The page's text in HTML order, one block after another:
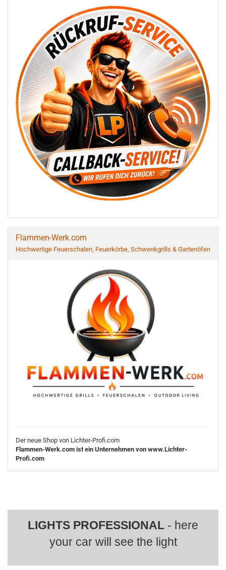
Flammen-Werk.com
Hochwertige Feuerschalen, Feuerkörbe, Schwenkgrills & Gartenöfen
Der neue Shop von Lichter-Profi.com
Flammen-Werk.com ist ein Unternehmen von www.Lichter-
Profi.com
LIGHTS PROFESSIONAL - here
your car will see the light